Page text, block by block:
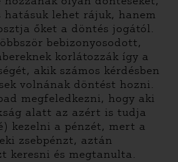
hatásuk lehet rájuk, hanem
őket a döntés jogától.
bebizonyosodott,
korlátozzák így a
akik számos kérdésben
volnának döntést hozni.
megfeledkezni, hogy aki
alatt az azért is tudja
kezelni a pénzét, mert a
zsebpénzt, aztán
keresni és megtanulta.